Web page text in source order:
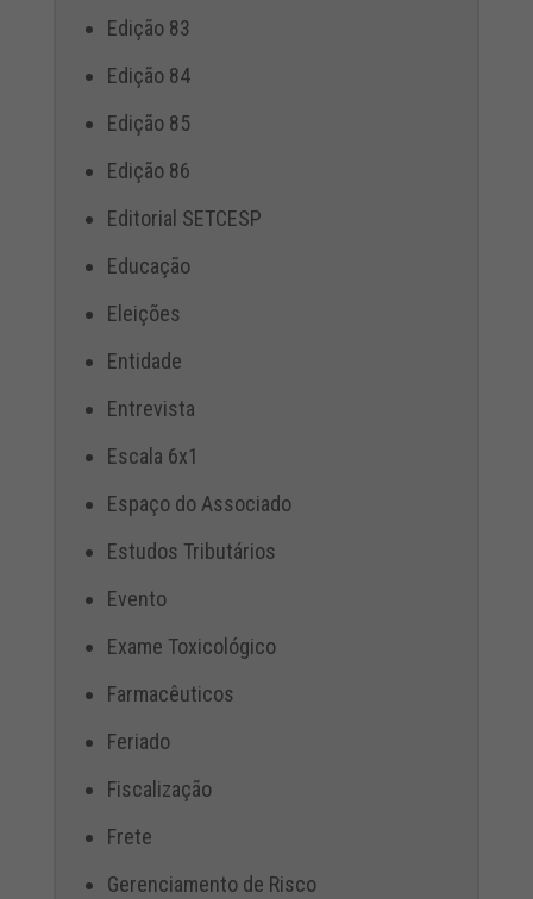
Edição 83
Edição 84
Edição 85
Edição 86
Editorial SETCESP
Educação
Eleições
Entidade
Entrevista
Escala 6x1
Espaço do Associado
Estudos Tributários
Evento
Exame Toxicológico
Farmacêuticos
Feriado
Fiscalização
Frete
Gerenciamento de Risco